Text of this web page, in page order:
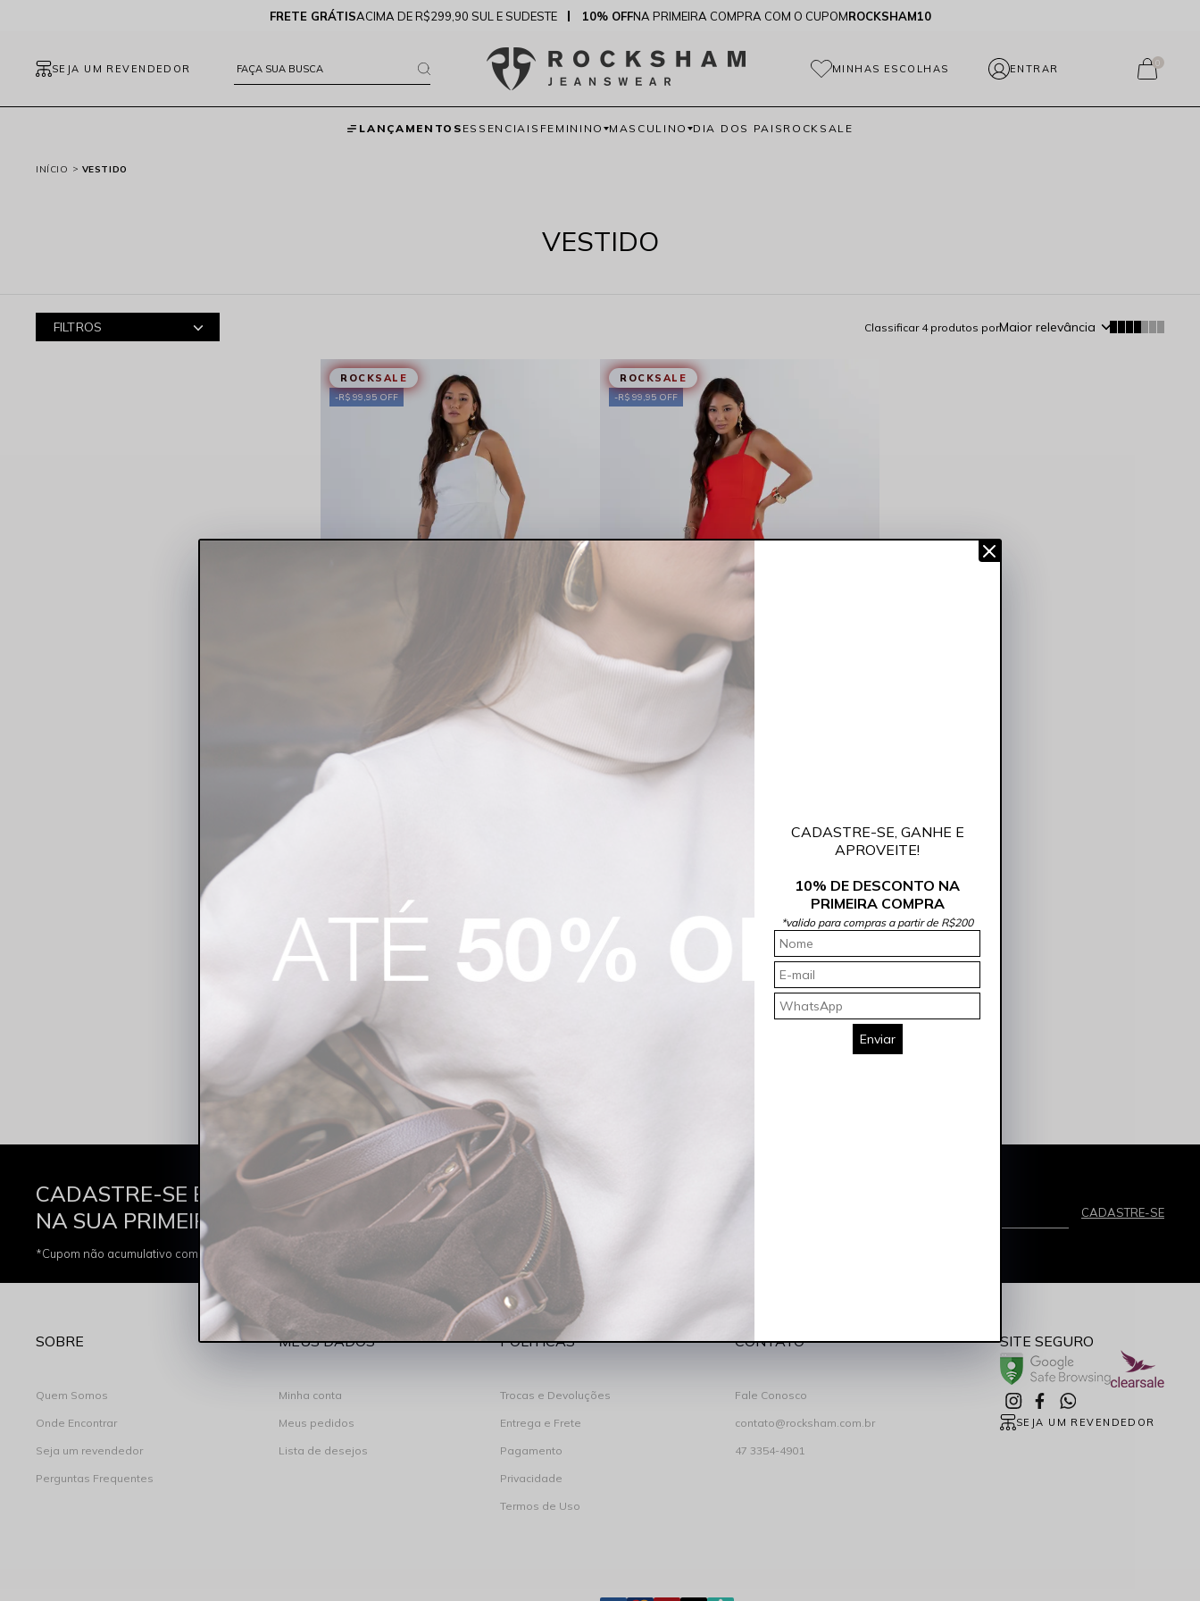
FRETE GRÁTISACIMA DE R$299,90 SUL E SUDESTE 10% OFFNA PRIMEIRA COMPRA COM O CUPOMROCKSHAM10
SEJA UM REVENDEDOR MINHAS ESCOLHAS 0
LANÇAMENTOS ESSENCIAIS FEMININO MASCULINO DIA DOS PAIS ROCKSALE
INÍCIO VESTIDO
VESTIDO
FILTROS Classificar 4produtos porMaior relevância
R$ 99,95 OFF
ROCKSALE
R$ 99,95 OFF
ROCKSALE
Descubra a coleção de vestidos femininos da ROCKSHAM, onde cada peça é projetada para realçar sua feminilidade e elegância. Nossos
vestidos são confeccionados com tecidos de alta qualidade, garantindo conforto e um caimento perfeito. Seja para um evento especial ou para o
dia a dia, nossos vestidos oferecem estilo e sofisticação. Explore nossa seleção e encontre o vestido perfeito para você na ROCKSHAM.
CADASTRE-SE E GANHE 10% OFF
NA SUA PRIMEIRA COMPRA
*Cupom não acumulativo com outras promoções e descontos
Digite seu nome CADASTRE-SE
SOBRE
Quem Somos
Onde Encontrar
Seja um revendedor
Perguntas Frequentes
MEUS DADOS
Minha conta
Meus pedidos
Lista de desejos
POLÍTICAS
Trocas e Devoluções
Entrega e Frete
Pagamento
Privacidade
Termos de Uso
CONTATO
Fale Conosco
contato@rocksham.com.br
47 3354-4901
SITE SEGURO
SEJA UM REVENDEDOR
CADASTRE-SE, GANHE E
APROVEITE!
10% DE DESCONTO NA
PRIMEIRA COMPRA
*valido para compras a partir de R$200
Enviar